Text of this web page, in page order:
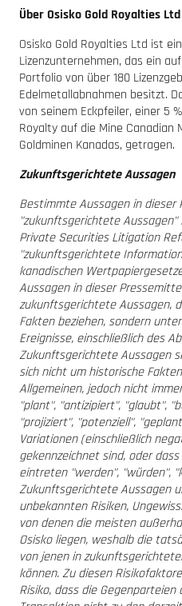
Über Osisko Gold Royalties Ltd
Osisko Gold Royalties Ltd ist
Lizenzunternehmen, das ein
Portfolio von über 180
Edelmetallabnahmen besitzt.
von seinem Eckpfeiler, einer 5
Royalty auf die Mine Canadian
Goldminen Kanadas, getragen.
Zukunftsgerichtete Aussagen
Bestimmte Aussagen in
"zukunftsgerichtete
Private Securities Litigation
"zukunftsgerichtete
kanadischen
Aussagen in dieser
zukunftsgerichtete Aussagen,
Fakten beziehen, sondern
Ereignisse, einschließlich des
Zukunftsgerichtete Aussagen
sich nicht um historische
Allgemeinen, jedoch nicht
"plant", "antizipiert", "glaubt",
"projiziert", "potenziell",
Variationen (einschließlich
gekennzeichnet sind, oder
eintreten "werden", "würden",
Zukunftsgerichtete Aussagen
unbekannten Risiken,
von denen die meisten
Osisko liegen, weshalb die
von jenen in
können. Zu diesen
Risiko, dass die